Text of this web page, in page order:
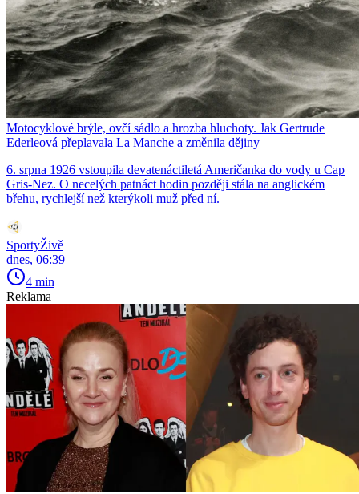
Motocyklové brýle, ovčí sádlo a hrozba hluchoty. Jak Gertrude
Ederleová přeplavala La Manche a změnila dějiny
6. srpna 1926 vstoupila devatenáctiletá Američanka do vody u Cap
Gris-Nez. O necelých patnáct hodin později stála na anglickém
břehu, rychlejší než kterýkoli muž před ní.
SportyŽivě
dnes, 06:39
4 min
Reklama